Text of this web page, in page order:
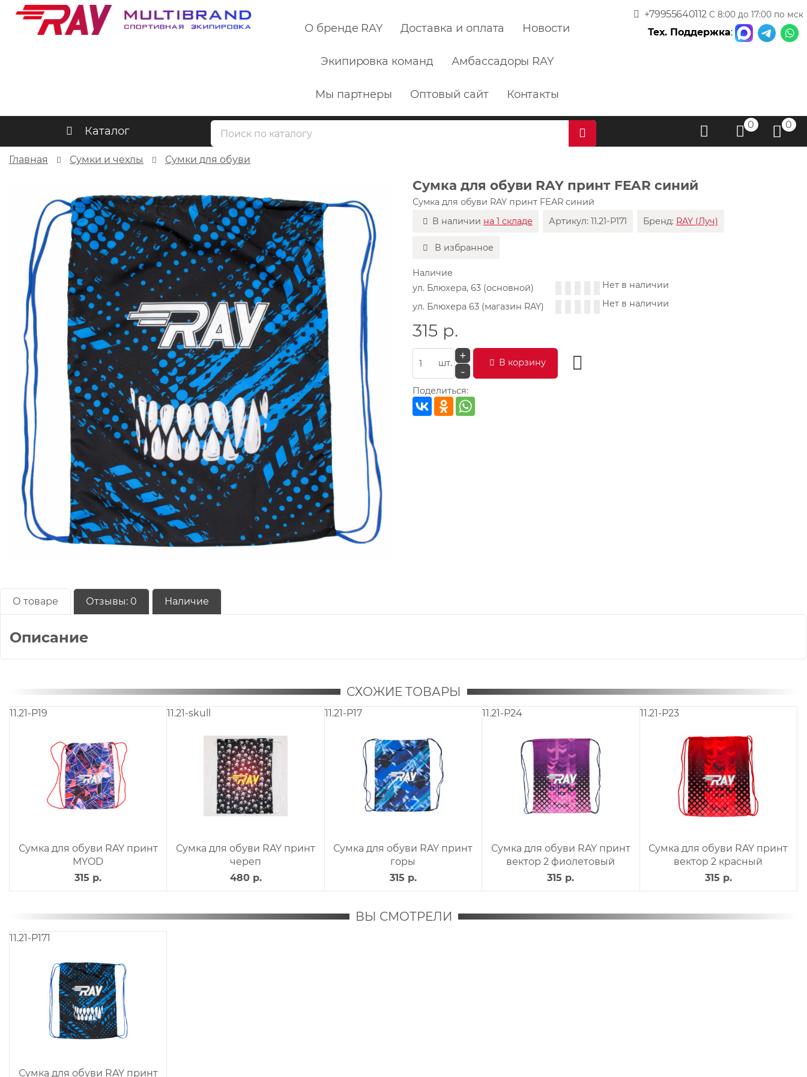
О бренде RAY Доставка и оплата Новости
Экипировка команд Амбассадоры RAY
Мы партнеры Оптовый сайт Контакты
+79955640112 С 8:00 до 17:00 по мск
Тех. Поддержка:
Каталог 0 0
Главная Сумки и чехлы Сумки для обуви
Сумка для обуви RAY принт FEAR синий
Сумка для обуви RAY принт FEAR синий
В наличии на 1 складе Артикул:11.21-P171 Бренд: RAY (Луч)
В избранное
Наличие
ул. Блюхера, 63 (основной)
Нет в наличии
ул. Блюхера 63 (магазин RAY)
Нет в наличии
315 р.
шт.
+
-
В корзину
Поделиться:
О товаре Отзывы: 0 Наличие
Описание
СХОЖИЕ ТОВАРЫ
11.21-P19
Сумка для обуви RAY принт
MYOD
315 р.
11.21-skull
Сумка для обуви RAY принт
череп
480 р.
11.21-P17
Сумка для обуви RAY принт
горы
315 р.
11.21-P24
Сумка для обуви RAY принт
вектор 2 фиолетовый
315 р.
11.21-P23
Сумка для обуви RAY принт
вектор 2 красный
315 р.
ВЫ СМОТРЕЛИ
11.21-P171
Сумка для обуви RAY принт